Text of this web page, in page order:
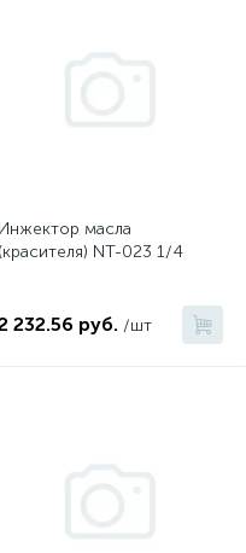
элементы)
Инжектор масла
(красителя) NT-023 1/4
232.56 руб. /шт